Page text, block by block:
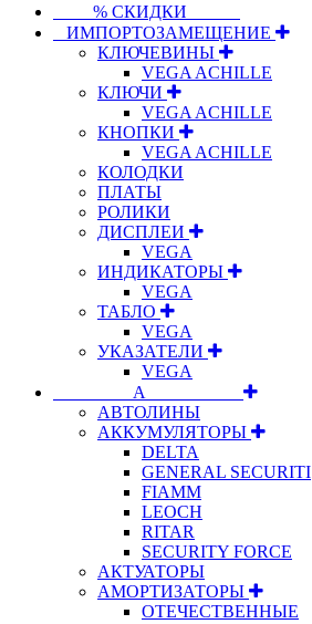
⠀⠀⠀% СКИДКИ⠀⠀⠀⠀
⠀ИМПОРТОЗАМЕЩЕНИЕ
КЛЮЧЕВИНЫ
VEGA ACHILLE
КЛЮЧИ
VEGA ACHILLE
КНОПКИ
VEGA ACHILLE
КОЛОДКИ
ПЛАТЫ
РОЛИКИ
ДИСПЛЕИ
VEGA
ИНДИКАТОРЫ
VEGA
ТАБЛО
VEGA
УКАЗАТЕЛИ
VEGA
⠀⠀⠀⠀⠀⠀А⠀⠀⠀⠀⠀⠀⠀
АВТОЛИНЫ
АККУМУЛЯТОРЫ
DELTA
GENERAL SECURITI
FIAMM
LEOCH
RITAR
SECURITY FORCE
АКТУАТОРЫ
АМОРТИЗАТОРЫ
ОТЕЧЕСТВЕННЫЕ